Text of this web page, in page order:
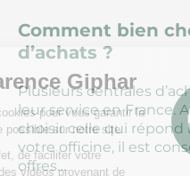
Comment bien
d’achats ?
Plusieurs centrales
leur service en France.
choisir celle qui répond
votre officine, il est
offres…